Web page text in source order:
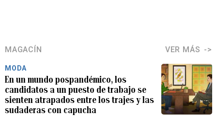
MAGACÍN VER MÁS
MODA
En un mundo pospandémico, los
candidatos a un puesto de trabajo se
sienten atrapados entre los trajes y las
sudaderas con capucha